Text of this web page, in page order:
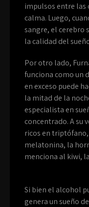
impulsos entre las
calma. Luego,
sangre, el cerebro
la calidad del
Por otro lado,
funciona como un
en exceso puede
la mitad de la
especialista en
concentrado. A su
ricos en
melatonina, la
menciona al kiwi,
Si bien el alcohol
genera un sueño